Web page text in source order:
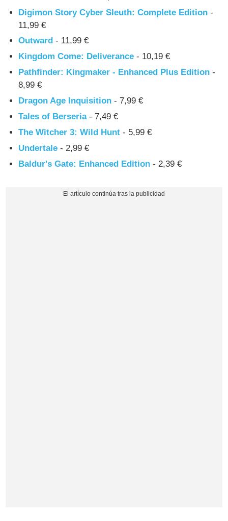
Digimon Story Cyber Sleuth: Complete Edition -
11,99 €
Outward - 11,99 €
Kingdom Come: Deliverance - 10,19 €
Pathfinder: Kingmaker - Enhanced Plus Edition -
8,99 €
Dragon Age Inquisition - 7,99 €
Tales of Berseria- 7,49 €
The Witcher 3: Wild Hunt - 5,99 €
Undertale - 2,99 €
Baldur's Gate: Enhanced Edition - 2,39 €